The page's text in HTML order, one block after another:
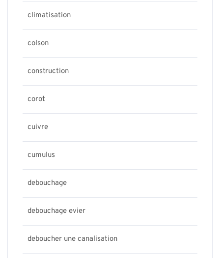
climatisation
colson
construction
corot
cuivre
cumulus
debouchage
debouchage evier
deboucher une canalisation